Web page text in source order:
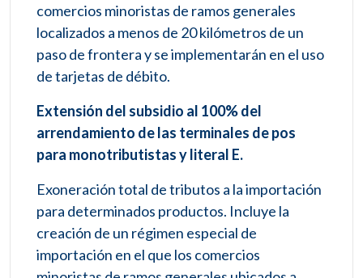
comercios minoristas de ramos generales
localizados a menos de 20 kilómetros de un
paso de frontera y se implementarán en el uso
de tarjetas de débito.
Extensión del subsidio al 100% del
arrendamiento de las terminales de pos
para monotributistas y literal E.
Exoneración total de tributos a la importación
para determinados productos. Incluye la
creación de un régimen especial de
importación en el que los comercios